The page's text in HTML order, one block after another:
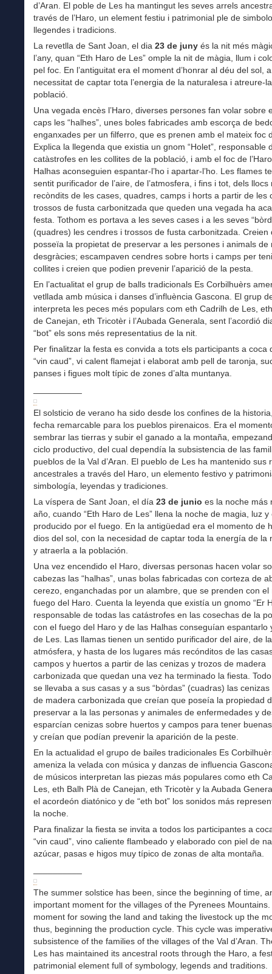
d’Aran. El poble de Les ha mantingut les seves arrels
través de l’Haro, un element festiu i patrimonial ple de
llegendes i tradicions.
La revetlla de Sant Joan, el dia 23 de juny és la nit més
l’any, quan “Eth Haro de Les” omple la nit de màgia, llum i
pel foc. En l’antiguitat era el moment d’honrar al déu del sol,
necessitat de captar tota l’energia de la naturalesa i atreure-
població.
Una vegada encès l’Haro, diverses persones fan volar sobre
caps les “halhes”, unes boles fabricades amb escorça de
enganxades per un filferro, que es prenen amb el mateix foc
Explica la llegenda que existia un gnom “Holet”, responsable
catàstrofes en les collites de la població, i amb el foc de
Halhas aconseguien espantar-l’ho i apartar-l’ho. Les flames
sentit purificador de l’aire, de l’atmosfera, i fins i tot, dels llocs
recòndits de les cases, quadres, camps i horts a partir de les
trossos de fusta carbonitzada que queden una vegada ha
festa. Tothom es portava a les seves cases i a les seves
(quadres) les cendres i trossos de fusta carbonitzada. Creien
posseïa la propietat de preservar a les persones i animals de
desgràcies; escampaven cendres sobre horts i camps per
collites i creien que podien prevenir l’aparició de la pesta.
En l’actualitat el grup de balls tradicionals Es Corbilhuèrs
vetllada amb música i danses d’influència Gascona. El grup
interpreta les peces més populars com eth Cadrilh de Les,
de Canejan, eth Tricotèr i l’Aubada Generala, sent l’acordió
“bot” els sons més representatius de la nit.
Per finalitzar la festa es convida a tots els participants a coca
“vin caud”, vi calent flamejat i elaborat amb pell de taronja,
panses i figues molt típic de zones d’alta muntanya.
El solsticio de verano ha sido desde los confines de la
fecha remarcable para los pueblos pirenaicos. Era el
sembrar las tierras y subir el ganado a la montaña,
ciclo productivo, del cual dependía la subsistencia de las
pueblos de la Val d’Aran. El pueblo de Les ha mantenido sus
ancestrales a través del Haro, un elemento festivo y
simbología, leyendas y tradiciones.
La víspera de Sant Joan, el día 23 de junio es la noche más
año, cuando “Eth Haro de Les” llena la noche de magia, luz y
producido por el fuego. En la antigüedad era el momento de
dios del sol, con la necesidad de captar toda la energía de la
y atraerla a la población.
Una vez encendido el Haro, diversas personas hacen volar
cabezas las “halhas”, unas bolas fabricadas con corteza de
cerezo, enganchadas por un alambre, que se prenden con el
fuego del Haro. Cuenta la leyenda que existía un gnomo “Er
responsable de todas las catástrofes en las cosechas de la
con el fuego del Haro y de las Halhas conseguían espantarlo
de Les. Las llamas tienen un sentido purificador del aire, de la
atmósfera, y hasta de los lugares más recónditos de las
campos y huertos a partir de las cenizas y trozos de madera
carbonizada que quedan una vez ha terminado la fiesta.
se llevaba a sus casas y a sus “bòrdas” (cuadras) las
de madera carbonizada que creían que poseía la propiedad
preservar a la las personas y animales de enfermedades y
esparcían cenizas sobre huertos y campos para tener
y creían que podían prevenir la aparición de la peste.
En la actualidad el grupo de bailes tradicionales Es
ameniza la velada con música y danzas de influencia
de músicos interpretan las piezas más populares como eth
Les, eth Balh Plà de Canejan, eth Tricotèr y la Aubada
el acordeón diatónico y de “eth bot” los sonidos más
la noche.
Para finalizar la fiesta se invita a todos los participantes a
“vin caud”, vino caliente flambeado y elaborado con piel de
azúcar, pasas e higos muy típico de zonas de alta montaña.
The summer solstice has been, since the beginning of time,
important moment for the villages of the Pyrenees
moment for sowing the land and taking the livestock up the
thus, beginning the production cycle. This cycle was
subsistence of the families of the villages of the Val d’Aran.
Les has maintained its ancestral roots through the Haro, a
patrimonial element full of symbology, legends and traditions.